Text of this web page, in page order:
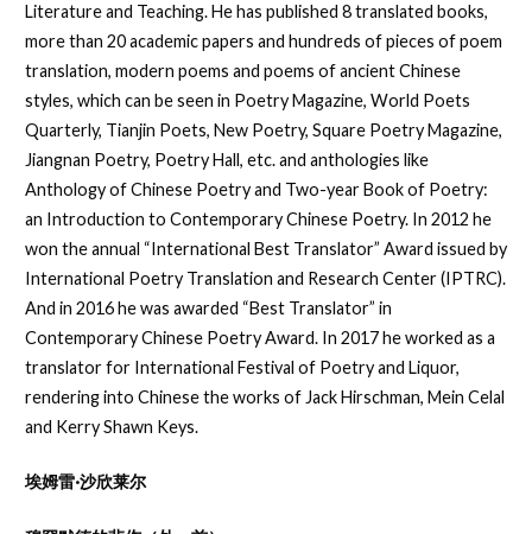
Literature and Teaching. He has published 8 translated books,
more than 20 academic papers and hundreds of pieces of poem
translation, modern poems and poems of ancient Chinese
styles, which can be seen in Poetry Magazine, World Poets
Quarterly, Tianjin Poets, New Poetry, Square Poetry Magazine,
Jiangnan Poetry, Poetry Hall, etc. and anthologies like
Anthology of Chinese Poetry and Two-year Book of Poetry:
an Introduction to Contemporary Chinese Poetry. In 2012 he
won the annual “International Best Translator” Award issued by
International Poetry Translation and Research Center (IPTRC).
And in 2016 he was awarded “Best Translator” in
Contemporary Chinese Poetry Award. In 2017 he worked as a
translator for International Festival of Poetry and Liquor,
rendering into Chinese the works of Jack Hirschman, Mein Celal
and Kerry Shawn Keys.
埃姆雷·沙欣莱尔